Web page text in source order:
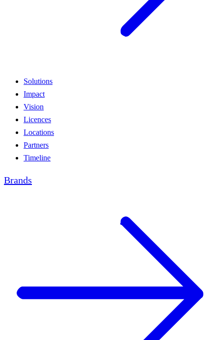
Solutions
Impact
Vision
Licences
Locations
Partners
Timeline
Brands